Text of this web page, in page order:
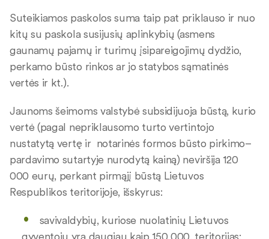
Suteikiamos paskolos suma taip pat priklauso ir nuo
kitų su paskola susijusių aplinkybių (asmens
gaunamų pajamų ir turimų įsipareigojimų dydžio,
perkamo būsto rinkos ar jo statybos sąmatinės
vertės ir kt.).
Jaunoms šeimoms valstybė subsidijuoja būstą, kurio
vertė (pagal nepriklausomo turto vertintojo
nustatytą vertę ir notarinės formos būsto pirkimo–
pardavimo sutartyje nurodytą kainą) neviršija 120
000 eurų, perkant pirmąjį būstą Lietuvos
Respublikos teritorijoje, išskyrus:
savivaldybių, kuriose nuolatinių Lietuvos